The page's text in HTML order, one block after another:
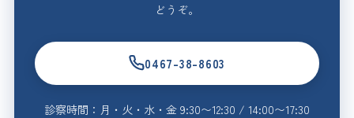
どうぞ。
0467-38-8603
診察時間：月・火・水・金 9:30〜12:30 / 14:00〜17:30